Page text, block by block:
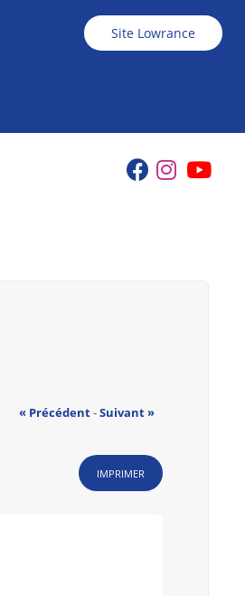
Site Lowrance
« Précédent-Suivant »
IMPRIMER